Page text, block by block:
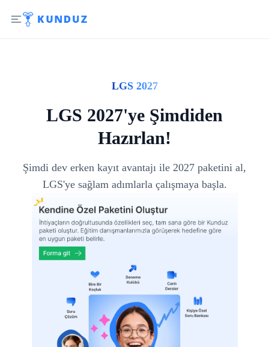
LGS 2027
LGS 2027'ye Şimdiden
Hazırlan!
Şimdi dev erken kayıt avantajı ile 2027 paketini al,
LGS'ye sağlam adımlarla çalışmaya başla.